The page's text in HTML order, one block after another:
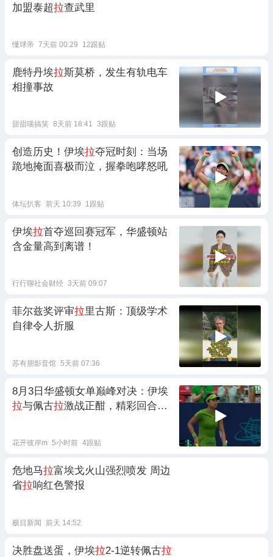
加盟泰超拉查武里
懂球帝 7天前 00:29 12跟贴
鹿特丹埃拉斯莫桥，发生有轨电车
相撞事故
甜甜喵搞笑 8天前 18:41 3跟贴
创造历史！伊埃拉夺冠时刻：当场
跪地掩面喜极而泣，握拳咆哮怒吼
体坛扒客 前天 10:39 1跟贴
伊埃拉首夺巡回赛冠军，华盛顿站
含金量高到离谱！
行行聊社会财经 3天前 09:07
菲尔兹奖评审拉里古斯：顶级学术
自律令人折服
苏有朋影音馆 5天前 07:36
8月3日华盛顿女单巅峰对决：伊埃
拉与佩古拉激战正酣，精彩回合再
花开彼岸m 5小时前 4跟贴
危地马拉富埃戈火山强烈喷发 周边
省拉响红色警报
极目新闻 前天 14:52
决胜盘送蛋，伊埃拉2-1逆转佩古拉